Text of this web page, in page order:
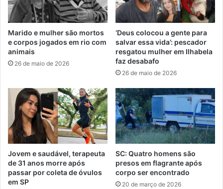
Marido e mulher são mortos
e corpos jogados em rio com
animais
26 de maio de 2026
‘Deus colocou a gente para
salvar essa vida’: pescador
resgatou mulher em Ilhabela
faz desabafo
26 de maio de 2026
Jovem e saudável, terapeuta
de 31 anos morre após
passar por coleta de óvulos
em SP
SC: Quatro homens são
presos em flagrante após
corpo ser encontrado
20 de março de 2026